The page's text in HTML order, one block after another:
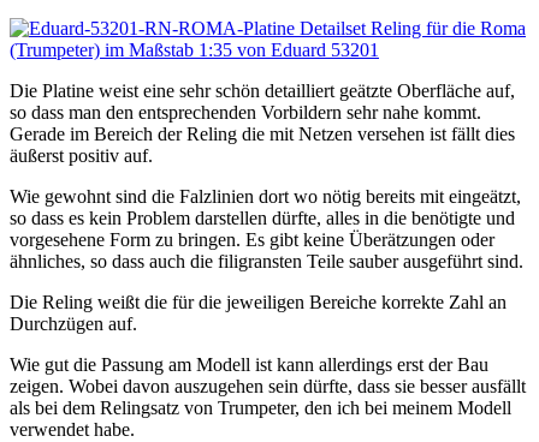
Die Platine weist eine sehr schön detailliert geätzte Oberfläche auf,
so dass man den entsprechenden Vorbildern sehr nahe kommt.
Gerade im Bereich der Reling die mit Netzen versehen ist fällt dies
äußerst positiv auf.
Wie gewohnt sind die Falzlinien dort wo nötig bereits mit eingeätzt,
so dass es kein Problem darstellen dürfte, alles in die benötigte und
vorgesehene Form zu bringen. Es gibt keine Überätzungen oder
ähnliches, so dass auch die filigransten Teile sauber ausgeführt sind.
Die Reling weißt die für die jeweiligen Bereiche korrekte Zahl an
Durchzügen auf.
Wie gut die Passung am Modell ist kann allerdings erst der Bau
zeigen. Wobei davon auszugehen sein dürfte, dass sie besser ausfällt
als bei dem Relingsatz von Trumpeter, den ich bei meinem Modell
verwendet habe.